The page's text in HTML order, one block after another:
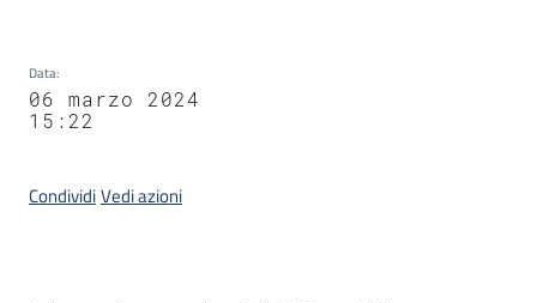
Data:
06 marzo 2024
15:22
CondividiVedi azioni